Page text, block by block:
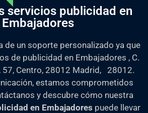
servicios publicidad en
Embajadores
de un soporte personalizado ya que
de publicidad en Embajadores , C.
57, Centro, 28012 Madrid, 28012.
estamos comprometidos
y descubre cómo nuestra
en Embajadores puede llevar